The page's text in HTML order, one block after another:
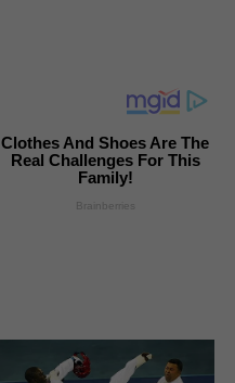
Clothes And Shoes Are The
Real Challenges For This
Family!
Brainberries